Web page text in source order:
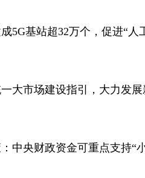
5G基站超32万个，促进“人
大市场建设指引，大力发
中央财政资金可重点支持“